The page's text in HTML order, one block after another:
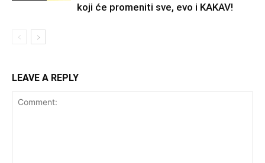
koji će promeniti sve, evo i KAKAV!
LEAVE A REPLY